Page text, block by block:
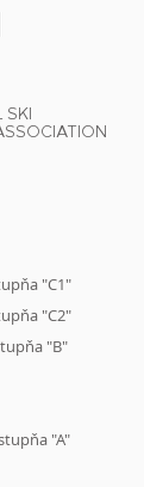
SKI
"C1"
"C2"
"B"
"A"